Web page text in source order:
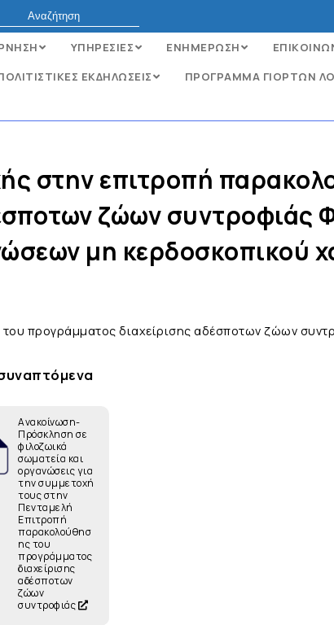
ΥΠΗΡΕΣΙΕΣ ΕΝΗΜΕΡΩΣΗ
ΕΚΔΗΛΩΣΕΙΣ
ΠΡΟΓΡΑΜΜΑ ΓΙΟΡΤΩΝ
στην επιτροπή
ζώων συντροφιάς
μη κερδοσκοπικού
προγράμματος διαχείρισης αδέσποτων ζώων
Ανακοίνωση-
Πρόσκληση σε
φιλοζωικά
σωματεία και
οργανώσεις για
την συμμετοχή
τους στην
Πενταμελή
Επιτροπή
παρακολούθησ
ης του
προγράμματος
διαχείρισης
αδέσποτων
ζώων
συντροφιάς